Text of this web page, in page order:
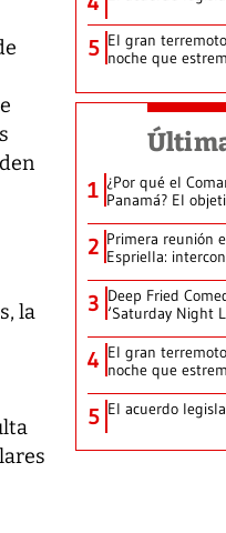
la
5 El gran
noche que
1 ¿Por qué el
Panamá? El
2 Primera reunión
Espriella:
3 Deep Fried
‘Saturday Night
4 El gran
noche que
5 El acuerdo